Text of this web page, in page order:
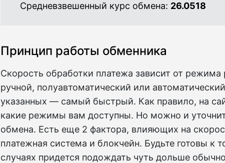
Средневзвешенный курс обмена: 26.0518
Принцип работы обменника
Скорость обработки платежа зависит от
ручной, полуавтоматический или
указанных — самый быстрый. Как правило, на
какие режимы вам доступны. Но можно и
обмена. Есть еще 2 фактора, влияющих на
платежная система и блокчейн. Будьте готовы к
случаях придется подождать чуть дольше